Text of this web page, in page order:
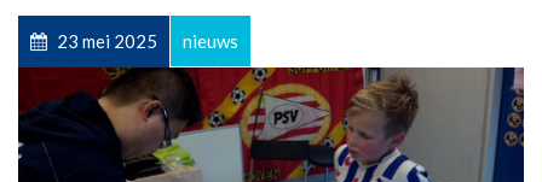
23 mei 2025 nieuws